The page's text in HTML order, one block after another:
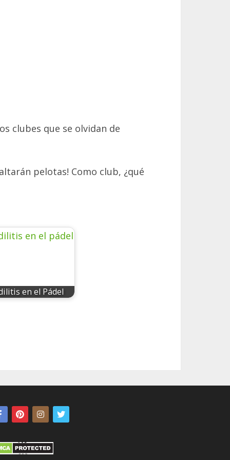
clubes que se olvidan de
pelotas! Como club, ¿qué
en el Pádel